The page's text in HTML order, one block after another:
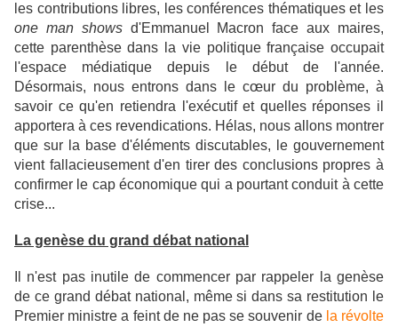
les contributions libres, les conférences thématiques et les
one man showsd'Emmanuel Macron face aux maires,
cette parenthèse dans la vie politique française occupait
l'espace médiatique depuis le début de l'année.
Désormais, nous entrons dans le cœur du problème, à
savoir ce qu'en retiendra l'exécutif et quelles réponses il
apportera à ces revendications. Hélas, nous allons montrer
que sur la base d'éléments discutables, le gouvernement
vient fallacieusement d'en tirer des conclusions propres à
confirmer le cap économique qui a pourtant conduit à cette
crise...
La genèse du grand débat national
Il n'est pas inutile de commencer par rappeler la genèse
de ce grand débat national, même si dans sa restitution le
Premier ministre a feint de ne pas se souvenir de la révolte